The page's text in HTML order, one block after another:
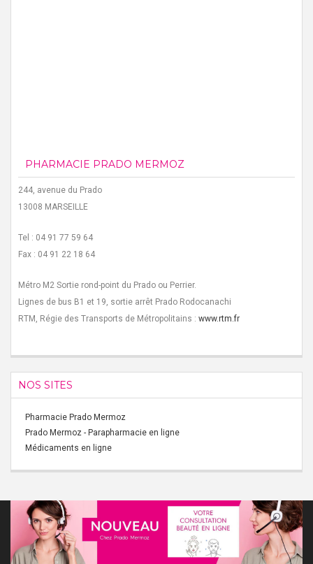
PHARMACIE PRADO MERMOZ
244, avenue du Prado
13008 MARSEILLE
Tel : 04 91 77 59 64
Fax : 04 91 22 18 64
Métro M2 Sortie rond-point du Prado ou Perrier.
Lignes de bus B1 et 19, sortie arrêt Prado Rodocanachi
RTM, Régie des Transports de Métropolitains : www.rtm.fr
NOS SITES
Pharmacie Prado Mermoz
Prado Mermoz - Parapharmacie en ligne
Médicaments en ligne